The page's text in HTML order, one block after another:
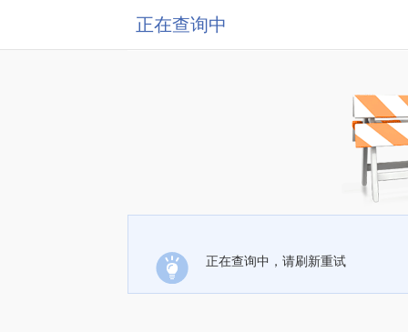
正在查询中
正在查询中，请刷新重试